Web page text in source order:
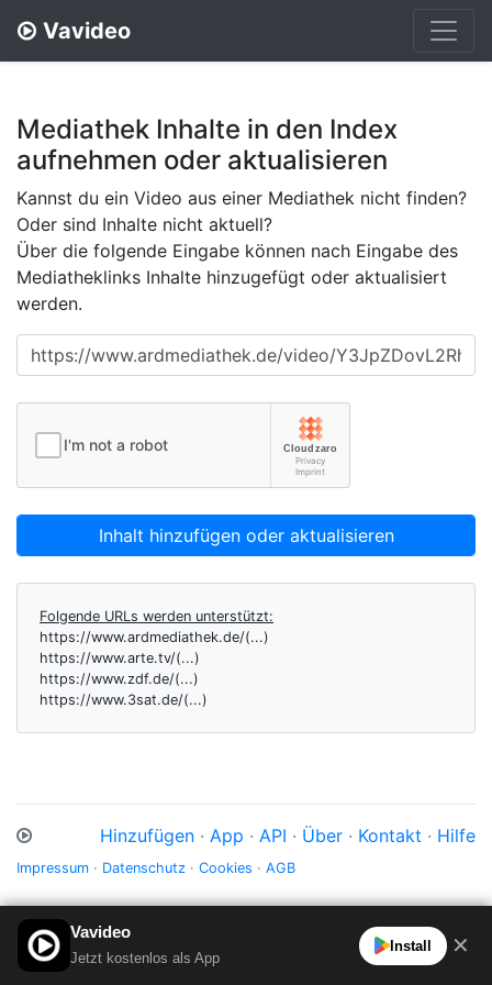
Vavideo
Mediathek Inhalte in den Index
aufnehmen oder aktualisieren
Kannst du ein Video aus einer Mediathek nicht finden?
Oder sind Inhalte nicht aktuell?
Über die folgende Eingabe können nach Eingabe des
Mediatheklinks Inhalte hinzugefügt oder aktualisiert
werden.
Inhalt hinzufügen oder aktualisieren
Folgende URLs werden unterstützt:
https://www.ardmediathek.de/(...)
https://www.arte.tv/(...)
https://www.zdf.de/(...)
https://www.3sat.de/(...)
Hinzufügen · App · API · Über · Kontakt · Hilfe
Impressum · Datenschutz · Cookies · AGB
Vavideo
Jetzt kostenlos als App
Install ✕